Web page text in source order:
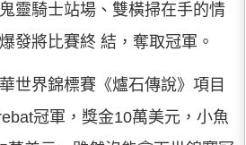
靈騎士站場、雙橫掃在手的情
發將比賽終 結，奪取冠軍。
世界錦標賽《爐石傳說》項目
冠軍，獎金10萬美元，小魚